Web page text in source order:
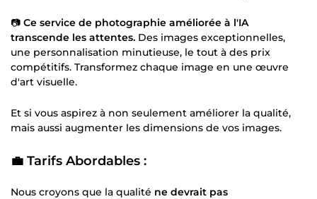
📷 Ce service de photographie améliorée à l'IA
transcende les attentes. Des images exceptionnelles,
une personnalisation minutieuse, le tout à des prix
compétitifs. Transformez chaque image en une œuvre
d'art visuelle.
Et si vous aspirez à non seulement améliorer la qualité,
mais aussi augmenter les dimensions de vos images.
💼 Tarifs Abordables :
Nous croyons que la qualité ne devrait pas